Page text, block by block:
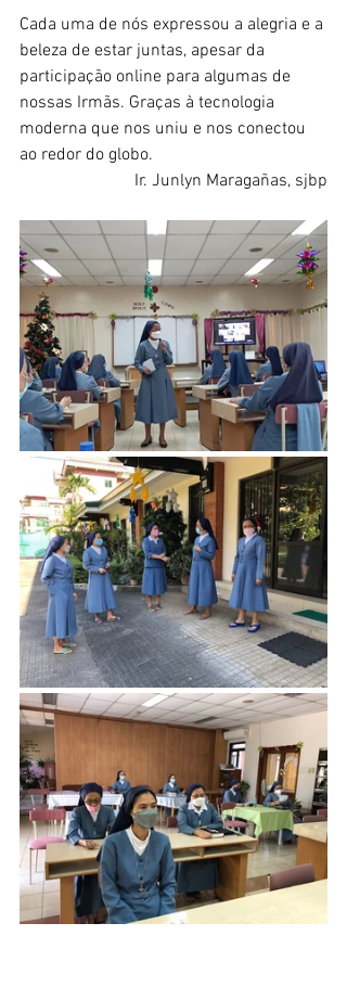
Cada uma de nós expressou a alegria e a
beleza de estar juntas, apesar da
participação online para algumas de
nossas Irmãs. Graças à tecnologia
moderna que nos uniu e nos conectou
ao redor do globo.
Ir. Junlyn Maragañas, sjbp